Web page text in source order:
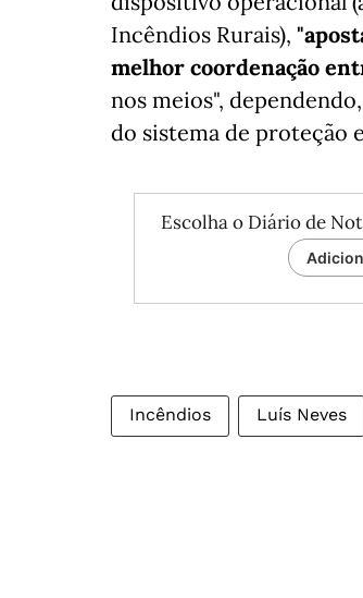
Incêndios Rurais),
melhor coordenação
nos meios",
do sistema de proteção
Escolha o Diário de
Incêndios Luís Neves